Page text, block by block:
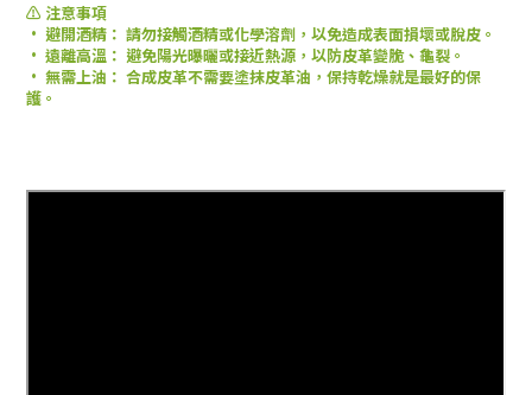
⚠️ 注意事項
• 避開酒精： 請勿接觸酒精或化學溶劑，以免造成表面損壞或脫皮。
• 遠離高溫： 避免陽光曝曬或接近熱源，以防皮革變脆、龜裂。
• 無需上油： 合成皮革不需要塗抹皮革油，保持乾燥就是最好的保
護。